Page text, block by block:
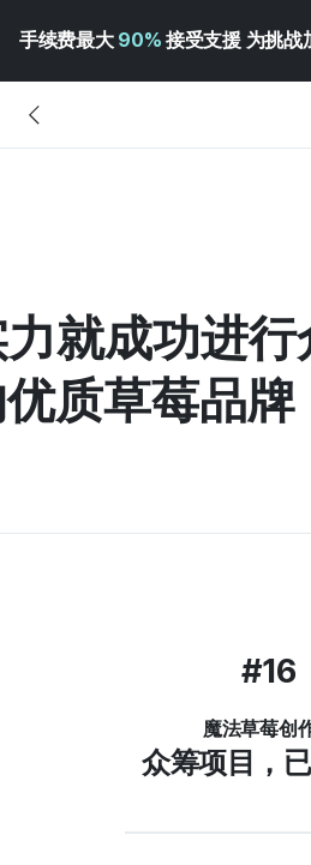
手续费最大 90% 接受支援 为挑战
就成功进行
质草莓品牌
#16
魔法草莓创
众筹项目，已